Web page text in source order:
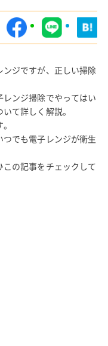
ジですが、正しい掃除
ンジ掃除でやってはい
て詳しく解説。
でも電子レンジが衛生
の記事をチェックして